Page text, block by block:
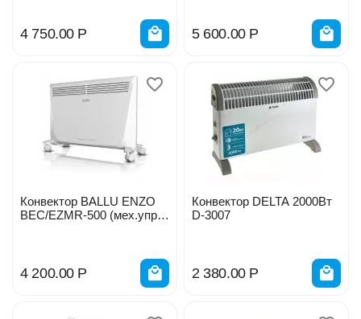
4 750.00 Р 5 600.00 Р
Конвектор BALLU ENZO
BEC/EZMR-500 (мех.упр.)
4 200.00 Р
Конвектор DELTA 2000Вт
D-3007
2 380.00 Р